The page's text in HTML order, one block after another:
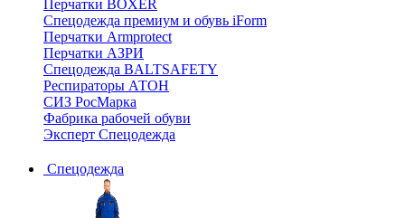
Перчатки BOXER
Спецодежда премиум и обувь iForm
Перчатки Armprotect
Перчатки АЗРИ
Спецодежда BALTSAFETY
Респираторы АТОН
СИЗ РосМарка
Фабрика рабочей обуви
Эксперт Спецодежда
Спецодежда